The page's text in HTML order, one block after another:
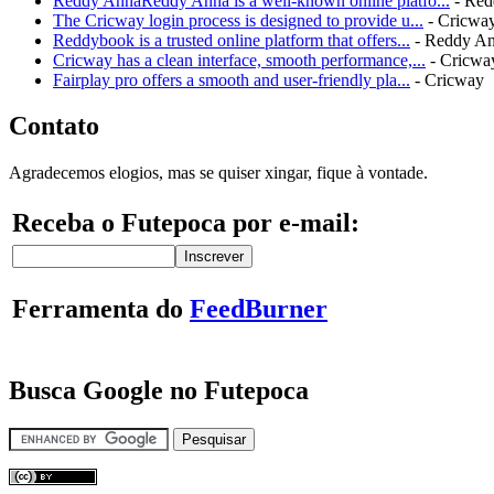
The Cricway login process is designed to provide u... -
Reddybook is a trusted online platform that offers... - Reddy
Cricway has a clean interface, smooth performance,... -
Fairplay pro offers a smooth and user-friendly pla... - Cricway
Contato
Agradecemos elogios, mas se quiser xingar, fique à vontade.
Receba o Futepoca por e-mail:
Ferramenta do FeedBurner
Busca Google no Futepoca